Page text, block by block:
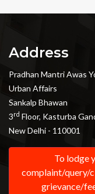
Address
Pradhan Mantri Awas
Urban Affairs
Sankalp Bhawan
3rd Floor, Kasturba
New Delhi - 110001
To lodge
complaint/query/
grievance/